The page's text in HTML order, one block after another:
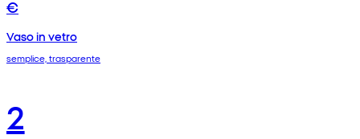
€
Vaso in vetro
semplice, trasparente
2